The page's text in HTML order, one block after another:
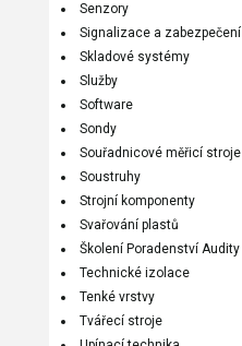
Senzory
Signalizace a zabezpečení
Skladové systémy
Služby
Software
Sondy
Souřadnicové měřicí stroje
Soustruhy
Strojní komponenty
Svařování plastů
Školení Poradenství Audity
Technické izolace
Tenké vrstvy
Tvářecí stroje